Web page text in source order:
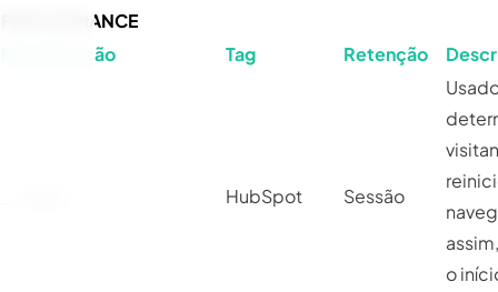
PERFORMANCE
Identificação
Tag Retenção
HubSpot Sessão
o